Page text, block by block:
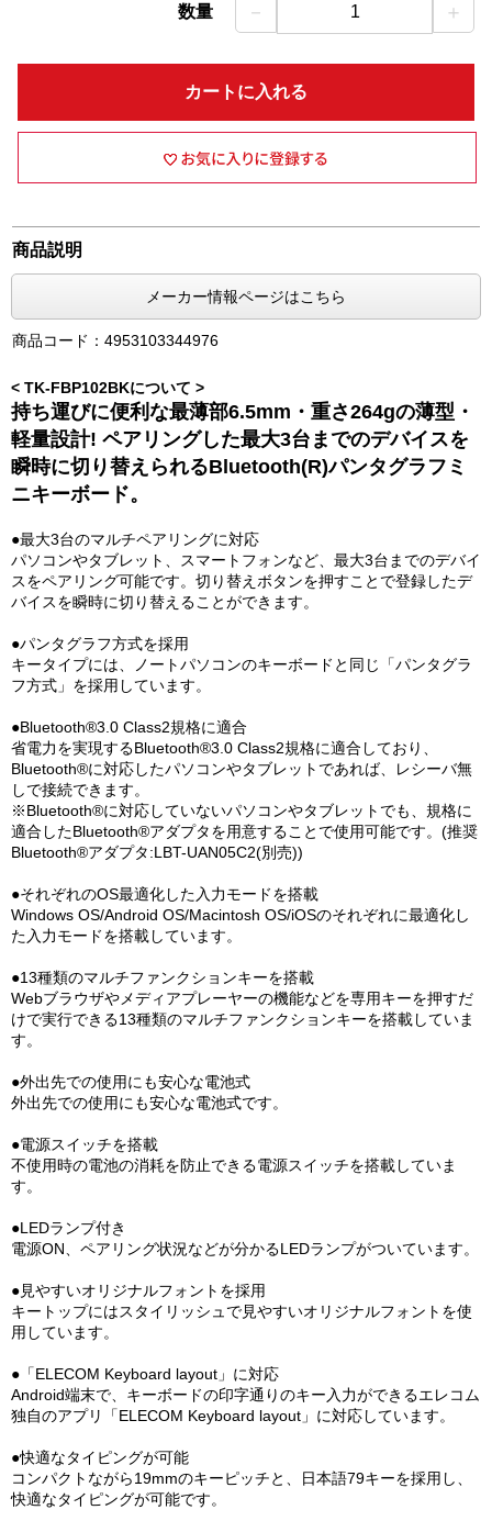
数量 － 1 ＋
カートに入れる
商品説明
メーカー情報ページはこちら
商品コード：4953103344976
< TK-FBP102BKについて >
持ち運びに便利な最薄部6.5mm・重さ264gの薄型・
軽量設計! ペアリングした最大3台までのデバイスを
瞬時に切り替えられるBluetooth(R)パンタグラフミ
ニキーボード。
●最大3台のマルチペアリングに対応
パソコンやタブレット、スマートフォンなど、最大3台までのデバイ
スをペアリング可能です。切り替えボタンを押すことで登録したデ
バイスを瞬時に切り替えることができます。
●パンタグラフ方式を採用
キータイプには、ノートパソコンのキーボードと同じ「パンタグラ
フ方式」を採用しています。
●Bluetooth®3.0 Class2規格に適合
省電力を実現するBluetooth®3.0 Class2規格に適合しており、
Bluetooth®に対応したパソコンやタブレットであれば、レシーバ無
しで接続できます。
※Bluetooth®に対応していないパソコンやタブレットでも、規格に
適合したBluetooth®アダプタを用意することで使用可能です。(推奨
Bluetooth®アダプタ:LBT-UAN05C2(別売))
●それぞれのOS最適化した入力モードを搭載
Windows OS/Android OS/Macintosh OS/iOSのそれぞれに最適化し
た入力モードを搭載しています。
●13種類のマルチファンクションキーを搭載
Webブラウザやメディアプレーヤーの機能などを専用キーを押すだ
けで実行できる13種類のマルチファンクションキーを搭載していま
す。
●外出先での使用にも安心な電池式
外出先での使用にも安心な電池式です。
●電源スイッチを搭載
不使用時の電池の消耗を防止できる電源スイッチを搭載していま
す。
●LEDランプ付き
電源ON、ペアリング状況などが分かるLEDランプがついています。
●見やすいオリジナルフォントを採用
キートップにはスタイリッシュで見やすいオリジナルフォントを使
用しています。
●「ELECOM Keyboard layout」に対応
Android端末で、キーボードの印字通りのキー入力ができるエレコム
独自のアプリ「ELECOM Keyboard layout」に対応しています。
●快適なタイピングが可能
コンパクトながら19mmのキーピッチと、日本語79キーを採用し、
快適なタイピングが可能です。